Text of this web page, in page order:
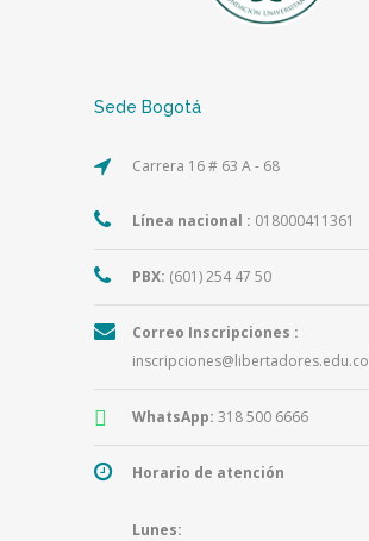
Sede Bogotá
Carrera 16 # 63 A - 68
Línea nacional : 018000411361
PBX: (601) 254 47 50
Correo Inscripciones :
inscripciones@libertadores.edu.co
WhatsApp: 318 500 6666
Horario de atención
Lunes: